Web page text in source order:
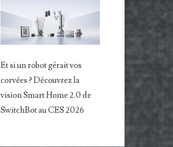
Et si un robot gérait vos
corvées ? Découvrez la
vision Smart Home 2.0 de
SwitchBot au CES 2026